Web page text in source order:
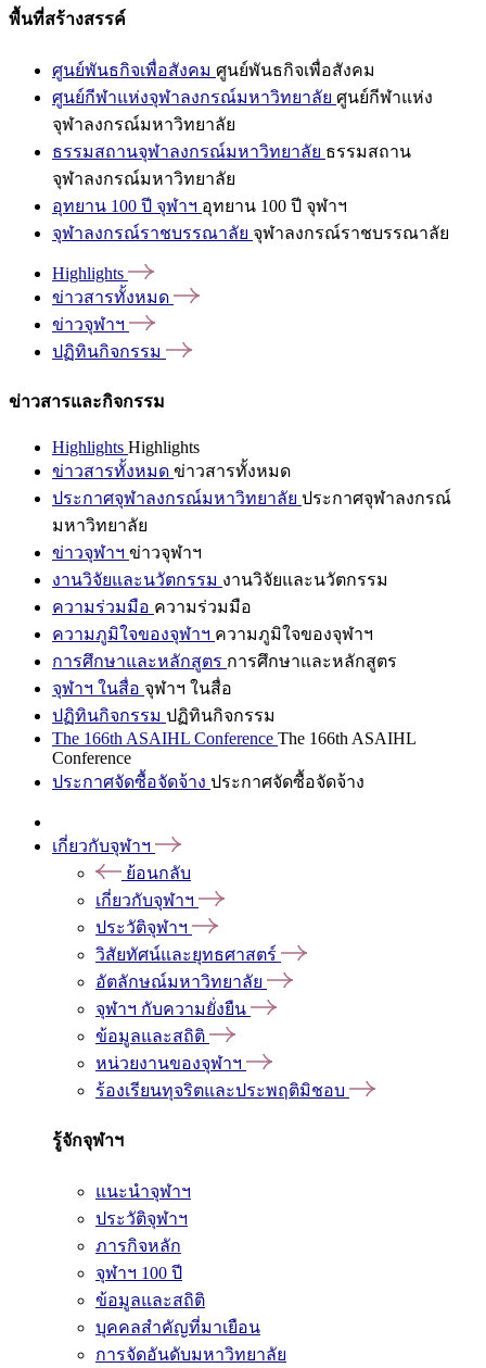
พื้นที่สร้างสรรค์
ศูนย์พันธกิจเพื่อสังคม ศูนย์พันธกิจเพื่อสังคม
ศูนย์กีฬาแห่งจุฬาลงกรณ์มหาวิทยาลัย ศูนย์กีฬาแห่ง
จุฬาลงกรณ์มหาวิทยาลัย
ธรรมสถานจุฬาลงกรณ์มหาวิทยาลัย ธรรมสถาน
จุฬาลงกรณ์มหาวิทยาลัย
อุทยาน 100 ปี จุฬาฯ อุทยาน 100 ปี จุฬาฯ
จุฬาลงกรณ์ราชบรรณาลัย จุฬาลงกรณ์ราชบรรณาลัย
Highlights
ข่าวสารทั้งหมด
ข่าวจุฬาฯ
ปฏิทินกิจกรรม
ข่าวสารและกิจกรรม
Highlights Highlights
ข่าวสารทั้งหมด ข่าวสารทั้งหมด
ประกาศจุฬาลงกรณ์มหาวิทยาลัย ประกาศจุฬาลงกรณ์
มหาวิทยาลัย
ข่าวจุฬาฯ ข่าวจุฬาฯ
งานวิจัยและนวัตกรรม งานวิจัยและนวัตกรรม
ความร่วมมือ ความร่วมมือ
ความภูมิใจของจุฬาฯ ความภูมิใจของจุฬาฯ
การศึกษาและหลักสูตร การศึกษาและหลักสูตร
จุฬาฯ ในสื่อ จุฬาฯ ในสื่อ
ปฏิทินกิจกรรม ปฏิทินกิจกรรม
The 166th ASAIHL Conference The 166th ASAIHL
Conference
ประกาศจัดซื้อจัดจ้าง ประกาศจัดซื้อจัดจ้าง
เกี่ยวกับจุฬาฯ
ย้อนกลับ
เกี่ยวกับจุฬาฯ
ประวัติจุฬาฯ
วิสัยทัศน์และยุทธศาสตร์
อัตลักษณ์มหาวิทยาลัย
จุฬาฯ กับความยั่งยืน
ข้อมูลและสถิติ
หน่วยงานของจุฬาฯ
ร้องเรียนทุจริตและประพฤติมิชอบ
รู้จักจุฬาฯ
แนะนำจุฬาฯ
ประวัติจุฬาฯ
ภารกิจหลัก
จุฬาฯ 100 ปี
ข้อมูลและสถิติ
บุคคลสำคัญที่มาเยือน
การจัดอันดับมหาวิทยาลัย